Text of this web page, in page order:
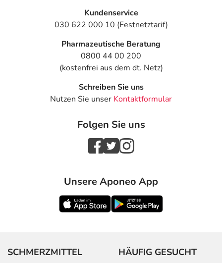
Kundenservice
030 622 000 10 (Festnetztarif)
Pharmazeutische Beratung
0800 44 00 200
(kostenfrei aus dem dt. Netz)
Schreiben Sie uns
Nutzen Sie unser Kontaktformular
Folgen Sie uns
Unsere Aponeo App
SCHMERZMITTEL HÄUFIG GESUCHT